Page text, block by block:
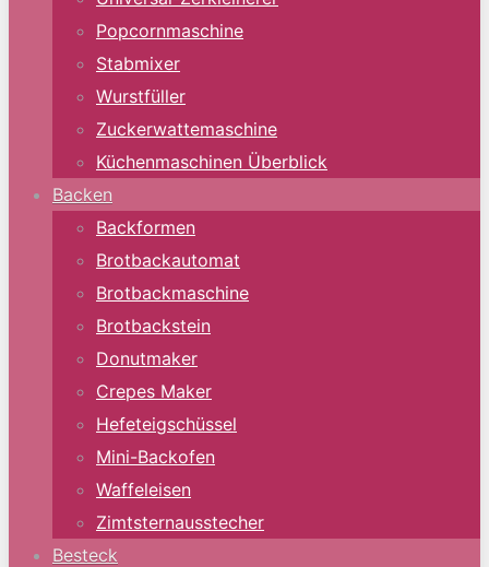
Popcornmaschine
Stabmixer
Wurstfüller
Zuckerwattemaschine
Küchenmaschinen Überblick
Backen
Backformen
Brotbackautomat
Brotbackmaschine
Brotbackstein
Donutmaker
Crepes Maker
Hefeteigschüssel
Mini-Backofen
Waffeleisen
Zimtsternausstecher
Besteck